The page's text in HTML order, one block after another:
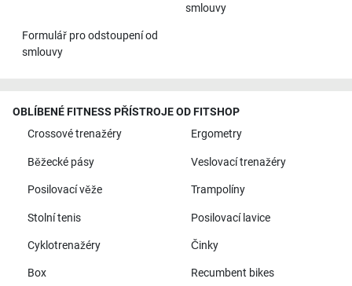
smlouvy
Formulář pro odstoupení od
smlouvy
OBLÍBENÉ FITNESS PŘÍSTROJE OD FITSHOP
Crossové trenažéry
Ergometry
Běžecké pásy Veslovací trenažéry
Posilovací věže Trampolíny
Stolní tenis Posilovací lavice
Cyklotrenažéry Činky
Box Recumbent bikes